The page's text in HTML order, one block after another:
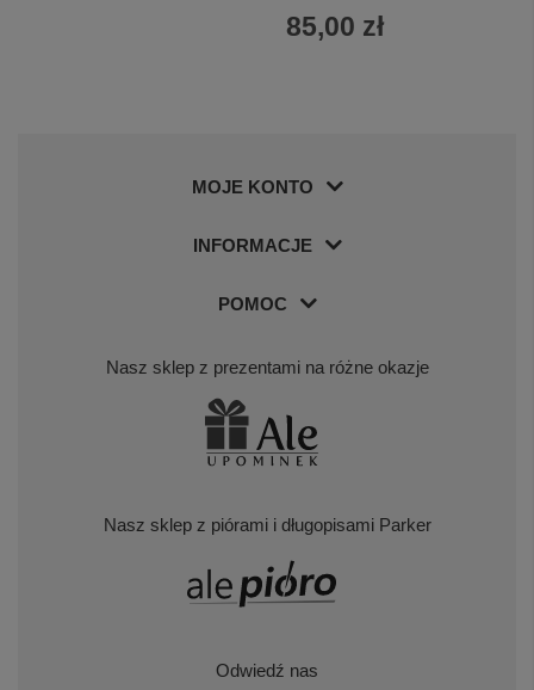
85,00 zł
MOJE KONTO
INFORMACJE
POMOC
Nasz sklep z prezentami na różne okazje
Nasz sklep z piórami i długopisami Parker
Odwiedź nas